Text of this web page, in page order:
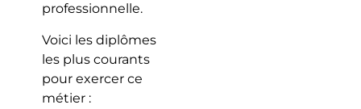
professionnelle.
Voici les diplômes
les plus courants
pour exercer ce
métier :